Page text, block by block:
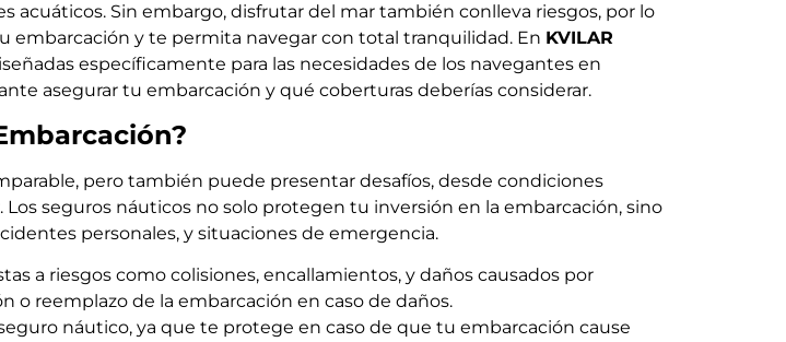
Sin embargo, disfrutar del mar también conlleva riesgos, por lo
y te permita navegar con total tranquilidad. En KVILAR
específicamente para las necesidades de los navegantes en
asegurar tu embarcación y qué coberturas deberías considerar.
pero también puede presentar desafíos, desde condiciones
seguros náuticos no solo protegen tu inversión en la embarcación, sino
personales, y situaciones de emergencia.
a riesgos como colisiones, encallamientos, y daños causados por
o reemplazo de la embarcación en caso de daños.
náutico, ya que te protege en caso de que tu embarcación cause